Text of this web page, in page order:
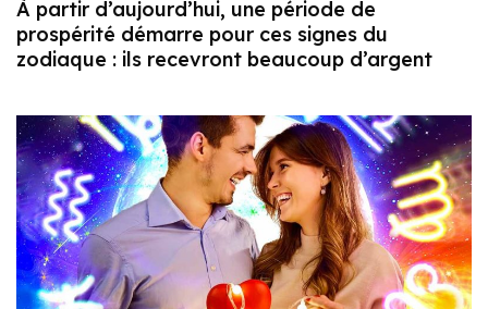
À partir d’aujourd’hui, une période de
prospérité démarre pour ces signes du
zodiaque : ils recevront beaucoup d’argent